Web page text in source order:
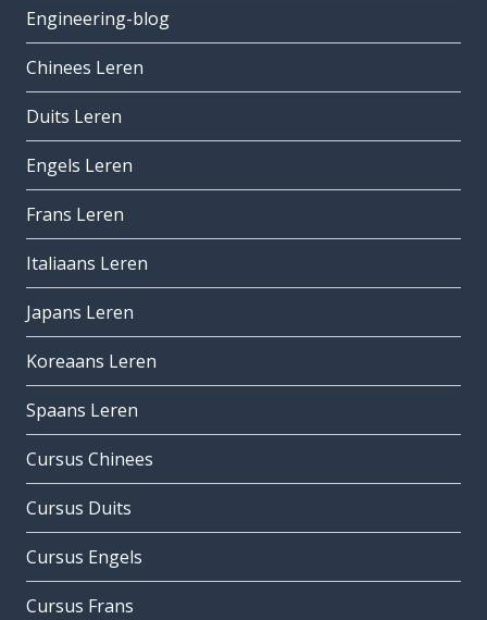
Engineering-blog
Chinees Leren
Duits Leren
Engels Leren
Frans Leren
Italiaans Leren
Japans Leren
Koreaans Leren
Spaans Leren
Cursus Chinees
Cursus Duits
Cursus Engels
Cursus Frans